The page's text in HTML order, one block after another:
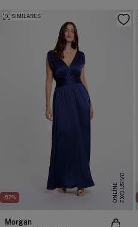
-52% E
X
C
L
U
SI
V
O
O
N
L
I
N
E
SIMILARES
Morgan